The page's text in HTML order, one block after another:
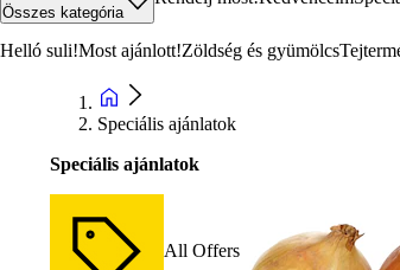
Összes kategória
Helló suli!Most ajánlott!Zöldség és gyümölcs
Speciális ajánlatok
Speciális ajánlatok
All Offers